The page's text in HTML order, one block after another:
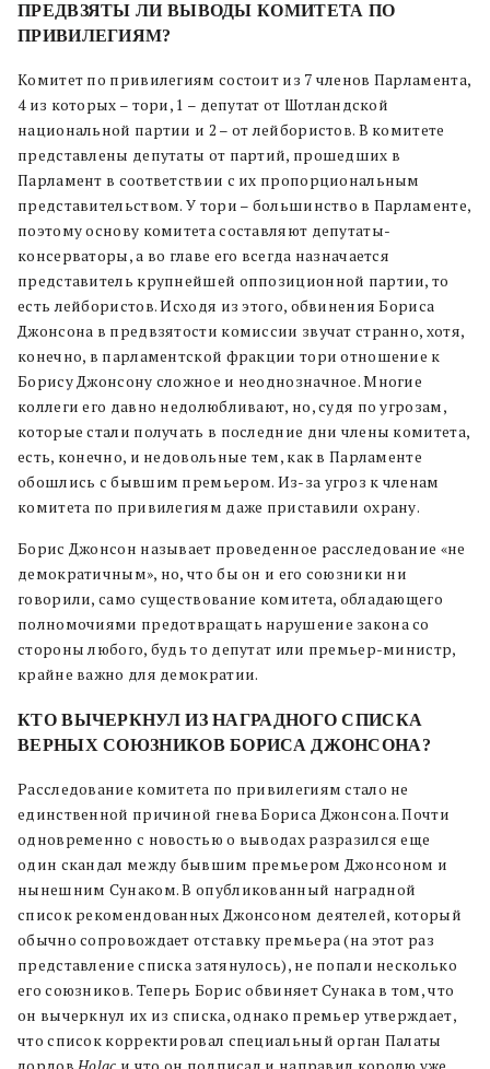
ПРЕДВЗЯТЫ ЛИ ВЫВОДЫ КОМИТЕТА ПО
ПРИВИЛЕГИЯМ?
Комитет по привилегиям состоит из 7 членов Парламента,
4 из которых – тори, 1 – депутат от Шотландской
национальной партии и 2 – от лейбористов. В комитете
представлены депутаты от партий, прошедших в
Парламент в соответствии с их пропорциональным
представительством. У тори – большинство в Парламенте,
поэтому основу комитета составляют депутаты-
консерваторы, а во главе его всегда назначается
представитель крупнейшей оппозиционной партии, то
есть лейбористов. Исходя из этого, обвинения Бориса
Джонсона в предвзятости комиссии звучат странно, хотя,
конечно, в парламентской фракции тори отношение к
Борису Джонсону сложное и неоднозначное. Многие
коллеги его давно недолюбливают, но, судя по угрозам,
которые стали получать в последние дни члены комитета,
есть, конечно, и недовольные тем, как в Парламенте
обошлись с бывшим премьером. Из-за угроз к членам
комитета по привилегиям даже приставили охрану.
Борис Джонсон называет проведенное расследование «не
демократичным», но, что бы он и его союзники ни
говорили, само существование комитета, обладающего
полномочиями предотвращать нарушение закона со
стороны любого, будь то депутат или премьер-министр,
крайне важно для демократии.
КТО ВЫЧЕРКНУЛ ИЗ НАГРАДНОГО СПИСКА
ВЕРНЫХ СОЮЗНИКОВ БОРИСА ДЖОНСОНА?
Расследование комитета по привилегиям стало не
единственной причиной гнева Бориса Джонсона. Почти
одновременно с новостью о выводах разразился еще
один скандал между бывшим премьером Джонсоном и
нынешним Сунаком. В опубликованный наградной
список рекомендованных Джонсоном деятелей, который
обычно сопровождает отставку премьера (на этот раз
представление списка затянулось), не попали несколько
его союзников. Теперь Борис обвиняет Сунака в том, что
он вычеркнул их из списка, однако премьер утверждает,
что список корректировал специальный орган Палаты